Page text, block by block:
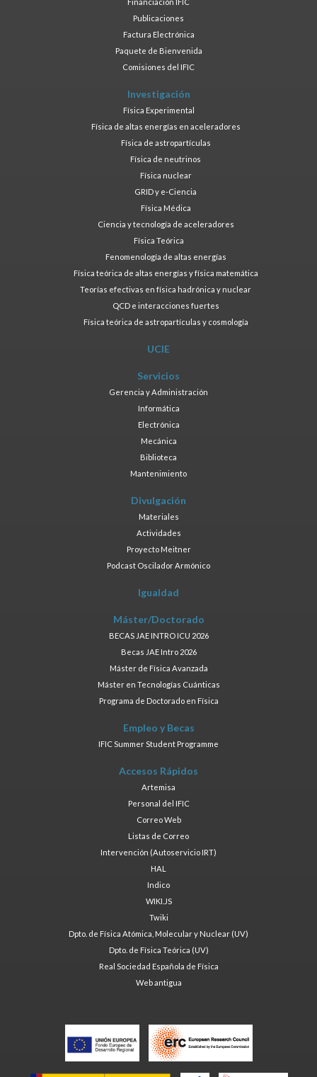
Financiación IFIC
Publicaciones
Factura Electrónica
Paquete de Bienvenida
Comisiones del IFIC
Investigación
Física Experimental
Física de altas energías en aceleradores
Física de astropartículas
Física de neutrinos
Física nuclear
GRID y e-Ciencia
Física Médica
Ciencia y tecnología de aceleradores
Física Teórica
Fenomenología de altas energías
Física teórica de altas energías y física matemática
Teorías efectivas en física hadrónica y nuclear
QCD e interacciones fuertes
Física teórica de astropartículas y cosmología
UCIE
Servicios
Gerencia y Administración
Informática
Electrónica
Mecánica
Biblioteca
Mantenimiento
Divulgación
Materiales
Actividades
Proyecto Meitner
Podcast Oscilador Armónico
Igualdad
Máster/Doctorado
BECAS JAE INTRO ICU 2026
Becas JAE Intro 2026
Máster de Física Avanzada
Máster en Tecnologías Cuánticas
Programa de Doctorado en Física
Empleo y Becas
IFIC Summer Student Programme
Accesos Rápidos
Artemisa
Personal del IFIC
Correo Web
Listas de Correo
Intervención (Autoservicio IRT)
HAL
Indico
WIKI.JS
Twiki
Dpto. de Física Atómica, Molecular y Nuclear (UV)
Dpto. de Física Teórica (UV)
Real Sociedad Española de Física
Web antigua